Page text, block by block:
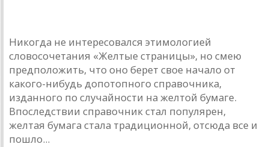
Никогда не интересовался этимологией
словосочетания «Желтые страницы», но смею
предположить, что оно берет свое начало от
какого-нибудь допотопного справочника,
изданного по случайности на желтой бумаге.
Впоследствии справочник стал популярен,
желтая бумага стала традиционной, отсюда все и
пошло...